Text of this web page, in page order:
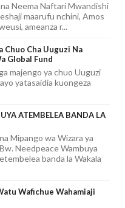
Neema Naftari Mwandishi
maarufu nchini, Amos
ameanza r...
Chuo Cha Uuguzi Na
Global Fund
majengo ya chuo Uuguzi
yatasaidia kuongeza
ATEMBELEA BANDA LA
Mipango wa Wizara ya
Needpeace Wambuya
banda la Wakala
Wafichue Wahamiaji